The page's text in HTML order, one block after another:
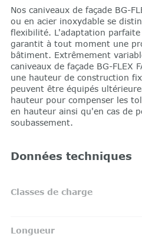
Nos caniveaux de façade BG-
ou en acier inoxydable se
flexibilité. L'adaptation
garantit à tout moment une
bâtiment. Extrêmement
caniveaux de façade BG-FLEX
une hauteur de construction
peuvent être équipés
hauteur pour compenser les
en hauteur ainsi qu'en cas de
soubassement.
Données techniques
Classes de charge
Longueur